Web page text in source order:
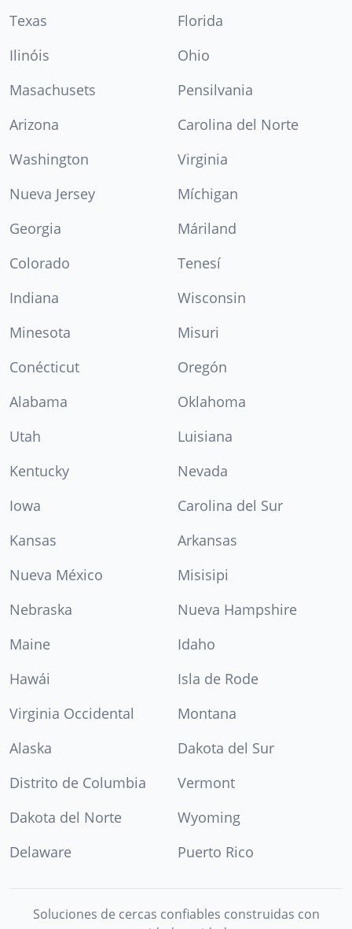
Texas
Florida
Ilinóis
Ohio
Masachusets
Pensilvania
Arizona
Carolina del Norte
Washington
Virginia
Nueva Jersey
Míchigan
Georgia
Máriland
Colorado
Tenesí
Indiana
Wisconsin
Minesota
Misuri
Conécticut
Oregón
Alabama
Oklahoma
Utah
Luisiana
Kentucky
Nevada
Iowa
Carolina del Sur
Kansas
Arkansas
Nueva México
Misisipi
Nebraska
Nueva Hampshire
Maine
Idaho
Hawái
Isla de Rode
Virginia Occidental
Montana
Alaska
Dakota del Sur
Distrito de Columbia
Vermont
Dakota del Norte
Wyoming
Delaware
Puerto Rico
Soluciones de cercas confiables construidas con